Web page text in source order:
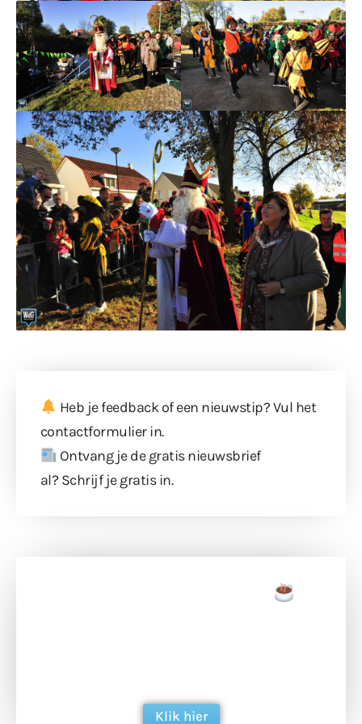
Heb je feedback of een nieuwstip? Vul het
contactformulierin.
Ontvang je de gratis nieuwsbrief
al? Schrijf je gratis in.
Klik hier